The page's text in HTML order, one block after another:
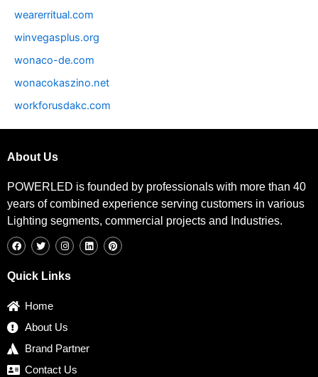
wearerritual.com
winvegasplus.org
wonaco-de.com
wonacokaszino.net
workforusdakc.com
About Us
POWERLED is founded by professionals with more than 40
years of combined experience serving customers in various
Lighting segments, commercial projects and Industries.
a
c
o
w
i
t
e
n
s
g
i
n
i
n
Quick Links
Home
About Us
Brand Partner
Contact Us